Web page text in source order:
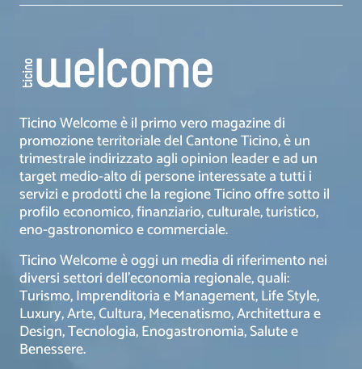
Ticino Welcome è il primo vero magazine di
promozione territoriale del Cantone Ticino, è un
trimestrale indirizzato agli opinion leader e ad un
target medio-alto di persone interessate a tutti i
servizi e prodotti che la regione Ticino offre sotto il
profilo economico, finanziario, culturale, turistico,
eno-gastronomico e commerciale.
Ticino Welcome è oggi un media di riferimento nei
diversi settori dell’economia regionale, quali:
Turismo, Imprenditoria e Management, Life Style,
Luxury, Arte, Cultura, Mecenatismo, Architettura e
Design, Tecnologia, Enogastronomia, Salute e
Benessere.